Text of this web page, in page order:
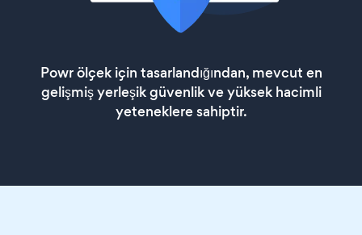
Powr ölçek için tasarlandığından, mevcut en
gelişmiş yerleşik güvenlik ve yüksek hacimli
yeteneklere sahiptir.